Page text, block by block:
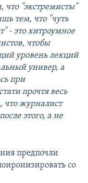
что "экстремисты"
тем, что "чуть
- это хитроумное
чтобы
уровень лекций
универ, а
при
прочтя весь
что журналист
этого, а не
предпочли
со